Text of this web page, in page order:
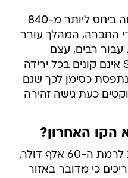
למרות שמדובר בכמות זניחה ביחס ליותר מ-840
החברה, המהלך עורר
עבור רבים, עצם
העובדה שסיילור ו-Strategy אינם קונים בכל ירידה
כסימן לכך שגם
כעת גישה זהירה
כעת עיני המשקיעים נשואות לרמת ה-60 אלף דולר.
כי מדובר באזור